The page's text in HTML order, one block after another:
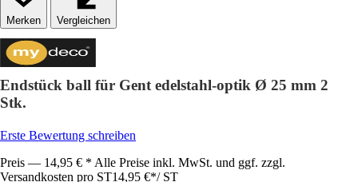
Vergleichen
Endstück ball für Gent edelstahl-optik Ø 25 mm 2
Stk.
Erste Bewertung schreiben
Preis — 14,95 € * Alle Preise inkl. MwSt. und ggf. zzgl.
Versandkosten pro ST14,95 €*/ ST